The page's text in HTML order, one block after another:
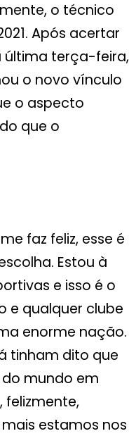
o técnico
Após acertar
última terça-feira,
o novo vínculo
o aspecto
que o
faz feliz, esse é
Estou à
e isso é o
e qualquer clube
enorme nação.
tinham dito que
mundo em
felizmente,
estamos nos